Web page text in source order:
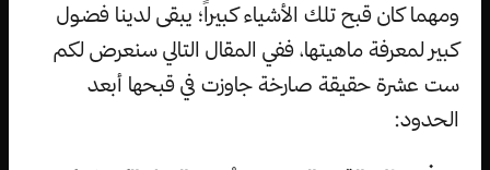
ومهما كان قبح تلك الأشياء كبيراً؛ يبقى لدينا فضول
كبير لمعرفة ماهيتها، ففي المقال التالي سنعرض لكم
ست عشرة حقيقة صارخة جاوزت في قبحها أبعد
الحدود: